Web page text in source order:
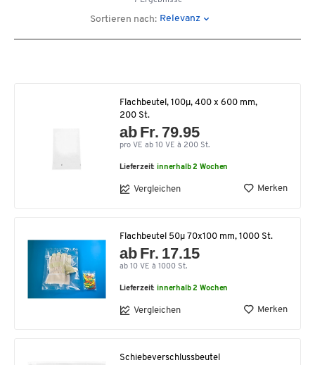
Sortieren nach: Relevanz
Flachbeutel, 100µ, 400 x 600 mm,
200 St.
ab Fr. 79.95
pro VE ab 10 VE à 200 St.
Lieferzeit:innerhalb 2 Wochen
Vergleichen Merken
Flachbeutel 50µ 70x100 mm, 1000 St.
ab Fr. 17.15
ab 10 VE à 1000 St.
Lieferzeit:innerhalb 2 Wochen
Vergleichen Merken
Schiebeverschlussbeutel